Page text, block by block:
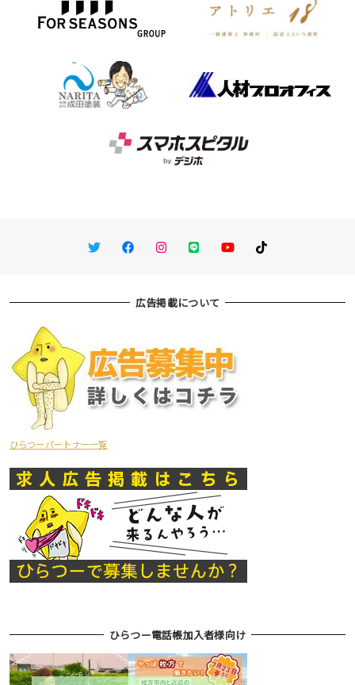
TwitterFacebookInstagram
LINE You TubeTikTok
広告掲載について
ひらつーパートナー一覧
ひらつー電話帳加入者様向け